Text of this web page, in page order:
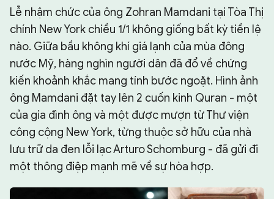
Lễ nhậm chức của ông Zohran Mamdani tại Tòa Thị
chính New York chiều 1/1 không giống bất kỳ tiền lệ
nào. Giữa bầu không khí giá lạnh của mùa đông
nước Mỹ, hàng nghìn người dân đã đổ về chứng
kiến khoảnh khắc mang tính bước ngoặt. Hình ảnh
ông Mamdani đặt tay lên 2 cuốn kinh Quran - một
của gia đình ông và một được mượn từ Thư viện
công cộng New York, từng thuộc sở hữu của nhà
lưu trữ da đen lỗi lạc Arturo Schomburg - đã gửi đi
một thông điệp mạnh mẽ về sự hòa hợp.